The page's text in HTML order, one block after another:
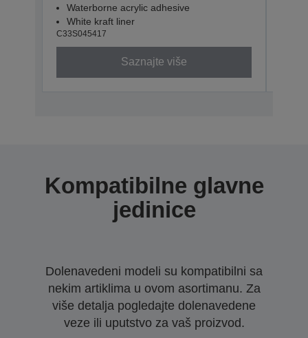
Waterborne acrylic adhesive
White kraft liner
C33S045417
Saznajte više
Kompatibilne glavne
jedinice
Dolenavedeni modeli su kompatibilni sa
nekim artiklima u ovom asortimanu. Za
više detalja pogledajte dolenavedene
veze ili uputstvo za vaš proizvod.